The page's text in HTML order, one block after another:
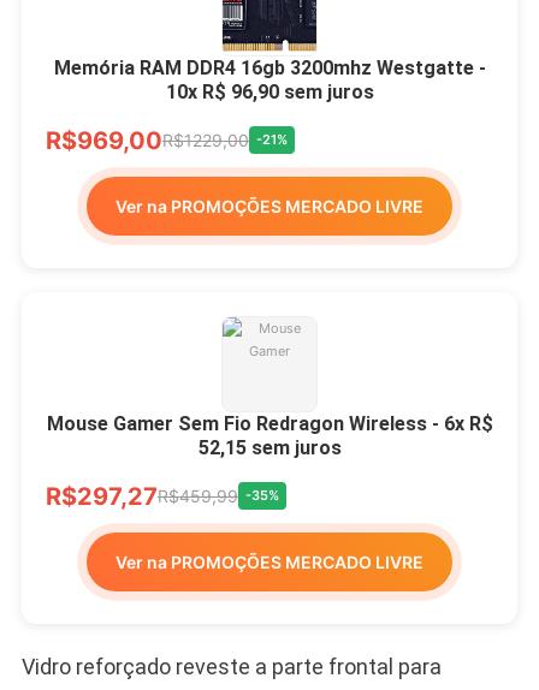
Memória RAM DDR4 16gb 3200mhz Westgatte -
10x R$ 96,90 sem juros
R$969,00R$1229,00 -21%
Ver na PROMOÇÕES MERCADO LIVRE
Mouse Gamer Sem Fio Redragon Wireless - 6x R$
52,15 sem juros
R$297,27R$459,99 -35%
Ver na PROMOÇÕES MERCADO LIVRE
Vidro reforçado reveste a parte frontal para